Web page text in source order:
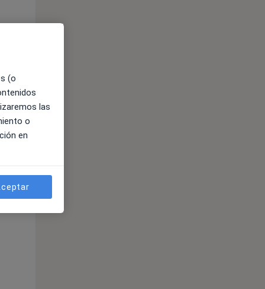
(o
las
o
en